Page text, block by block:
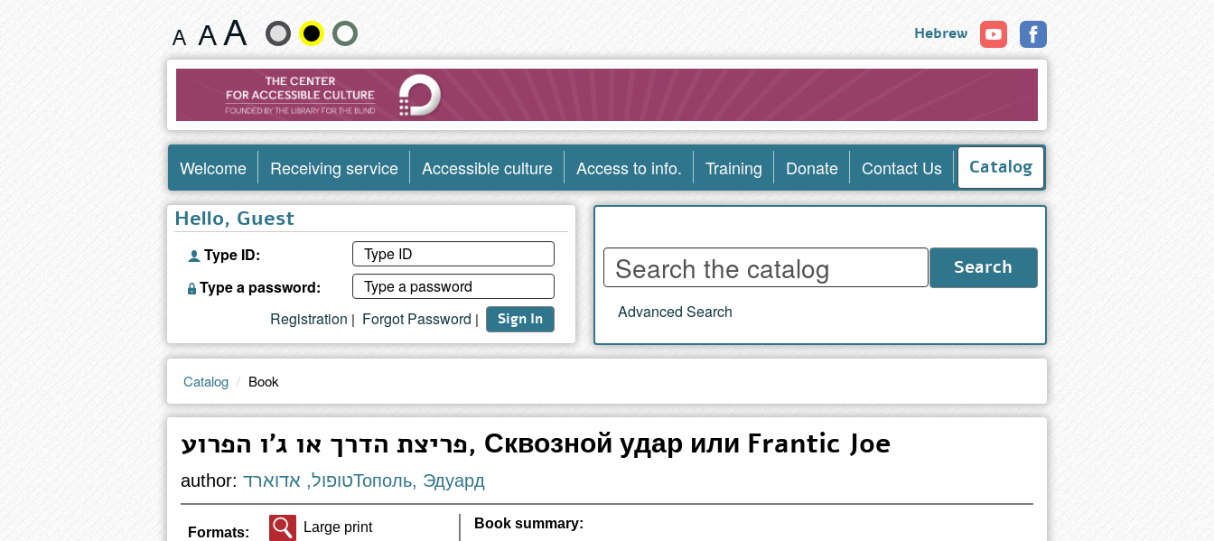
Change
text
and
color
Hebrew
Welcome Receiving service Accessible culture Access to info. Training Donate Contact Us Catalog
Hello, Guest
Type ID:
Type a password:
Sign In
|
Forgot Password
|
Registration
Enter
words
to
search
catalog
Search
Advanced Search
Catalog Book
פריצת הדרך או ג'ו הפרוע, Сквозной удар или Frantic Joe
author: טופול, אדוארדТополь, Эдуард
Formats: Large print Book summary: